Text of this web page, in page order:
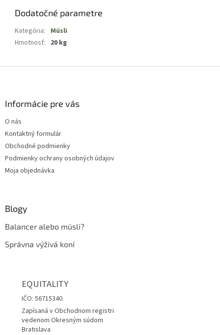
Dodatočné parametre
Kategória:
Müsli
Hmotnosť: 20 kg
Informácie pre vás
O nás
Kontaktný formulár
Obchodné podmienky
Podmienky ochrany osobných údajov
Moja objednávka
Blogy
Balancer alebo müsli?
Správna výživá koní
EQUITALITY
IČO: 56715340
Zapísaná v Obchodnom registri
vedenom Okresným súdom
Bratislava